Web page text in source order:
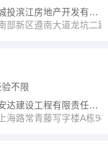
遵义市城投滨江房地产开发有限公司
部新区遵南大道龙坑二路
验不限
遵义建安达建设工程有限责任公司
海路常青藤写字楼A栋9楼